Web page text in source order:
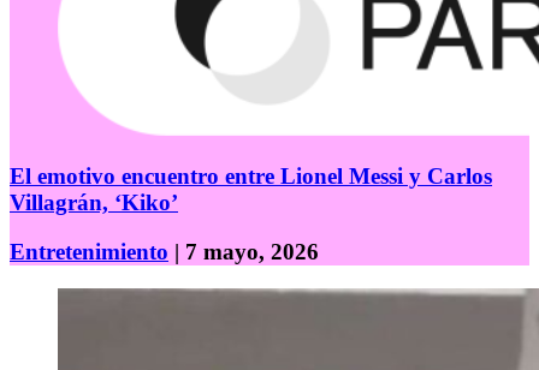
El emotivo encuentro entre Lionel Messi y Carlos
Villagrán, ‘Kiko’
Entretenimiento | 7 mayo, 2026